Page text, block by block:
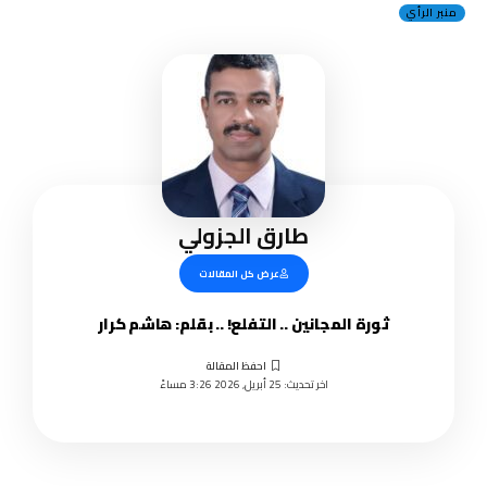
منبر الرأي
طارق الجزولي
عرض كل المقالات
ثورة المجانين .. التفلع! .. بقلم: هاشم كرار
اخر تحديث: 25 أبريل, 2026 3:26 مساءً